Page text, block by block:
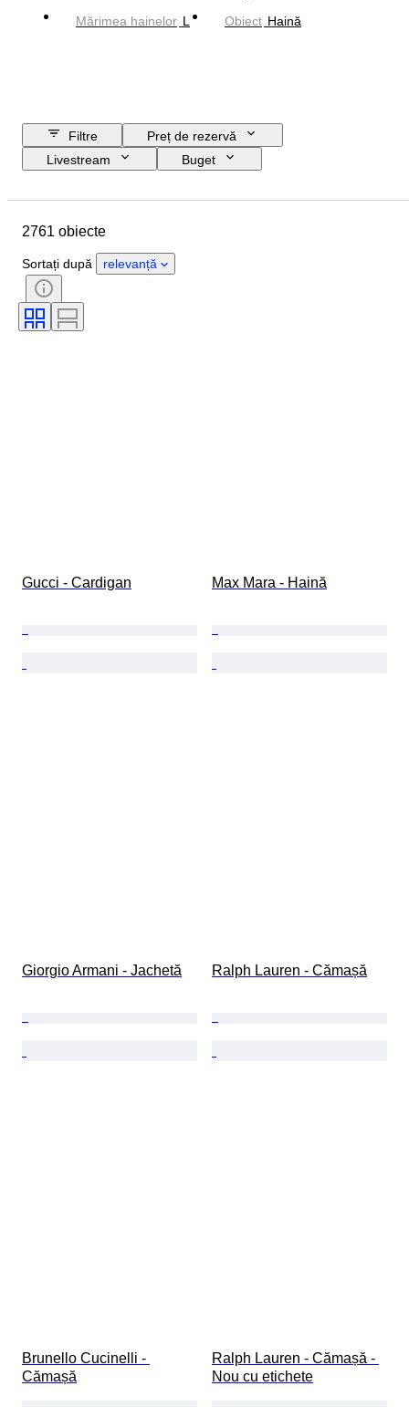
Mărimea hainelor L Obiect Haină
Filtre
Preț de rezervă
Livestream
Buget
Țara de Proveniență
Stare
Stil
Culoare
Mărimea hainelor
Eră
2761 obiecte
Sortați după relevanță
Gucci - Cardigan Max Mara - Haină
Giorgio Armani - Jachetă Ralph Lauren - Cămașă
Brunello Cucinelli -
Cămașă
Ralph Lauren - Cămașă -
Nou cu etichete